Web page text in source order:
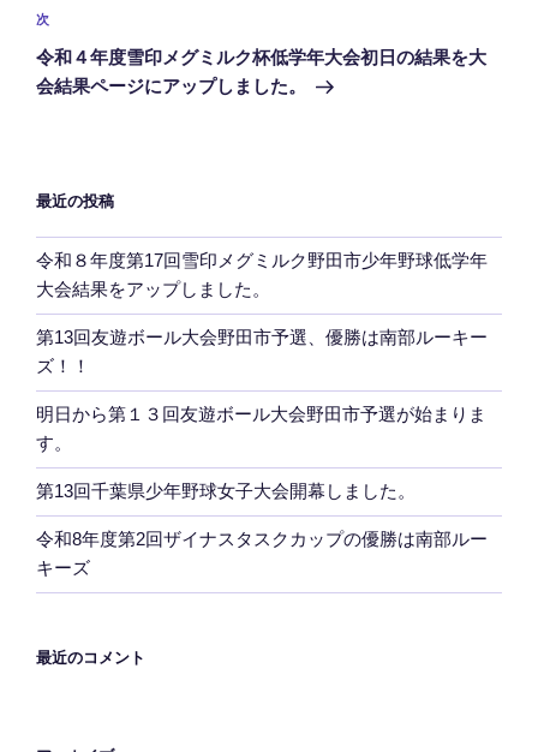
ゲ
ー
シ
次
の
投
次
令和４年度雪印メグミルク杯低学年大会初日の結果を大
会結果ページにアップしました。
最近の投稿
令和８年度第17回雪印メグミルク野田市少年野球低学年
大会結果をアップしました。
第13回友遊ボール大会野田市予選、優勝は南部ルーキー
ズ！！
明日から第１３回友遊ボール大会野田市予選が始まりま
す。
第13回千葉県少年野球女子大会開幕しました。
令和8年度第2回ザイナスタスクカップの優勝は南部ルー
キーズ
最近のコメント